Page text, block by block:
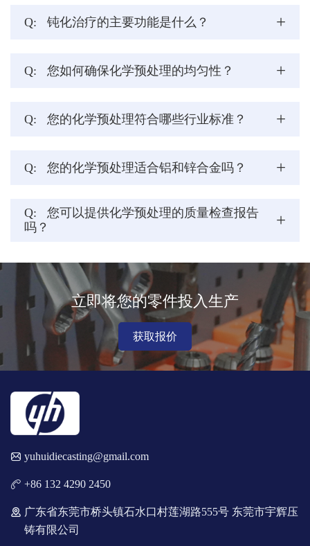
Q: 钝化治疗的主要功能是什么？ +
Q: 您如何确保化学预处理的均匀性？ +
Q: 您的化学预处理符合哪些行业标准？ +
Q: 您的化学预处理适合铝和锌合金吗？ +
Q:
您可以提供化学预处理的质量检查报告
吗？
+
立即将您的零件投入生产
获取报价
yuhuidiecasting@gmail.com
+86 132 4290 2450
广东省东莞市桥头镇石水口村莲湖路555号 东莞市宇辉压
铸有限公司